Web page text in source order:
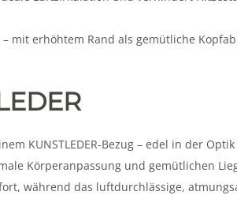
– mit erhöhtem Rand als gemütliche
KUNSTLEDER-Bezug – edel in der
Körperanpassung und gemütlichen
während das luftdurchlässige,